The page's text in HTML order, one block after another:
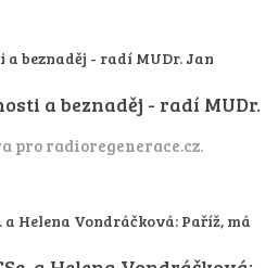
a beznaděj - radí MUDr.
pro radioregenerace.cz.